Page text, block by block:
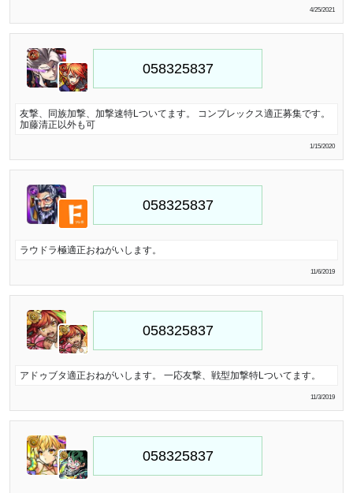
4/25/2021
友撃、同族加撃、加撃速特Lついてます。 コンプレックス適正募集です。
加藤清正以外も可
1/15/2020
ラウドラ極適正おねがいします。
11/6/2019
アドゥブタ適正おねがいします。 一応友撃、戦型加撃特Lついてます。
11/3/2019